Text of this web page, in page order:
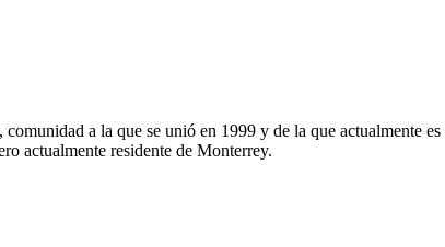
a la que se unió en 1999 y de la que actualmente
actualmente residente de Monterrey.